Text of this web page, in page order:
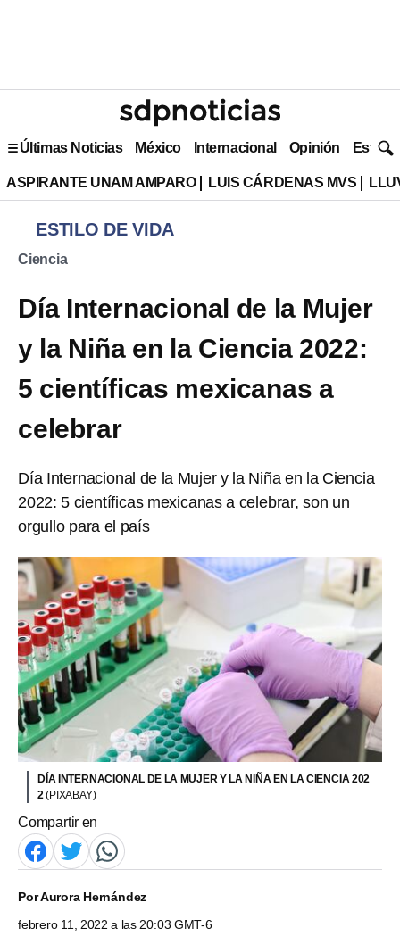
Últimas Noticias México Internacional Opinión Estilo
ASPIRANTE UNAM AMPARO LUIS CÁRDENAS MVS
ESTILO DE VIDA
Ciencia
Día Internacional de la Mujer
y la Niña en la Ciencia 2022:
5 científicas mexicanas a
celebrar
Día Internacional de la Mujer y la Niña en la Ciencia
2022: 5 científicas mexicanas a celebrar, son un
orgullo para el país
DÍA INTERNACIONAL DE LA MUJER Y LA NIÑA EN LA CIENCIA 202
2(PIXABAY)
Compartir en
PorAurora Hernández
febrero 11, 2022 a las 20:03 GMT-6